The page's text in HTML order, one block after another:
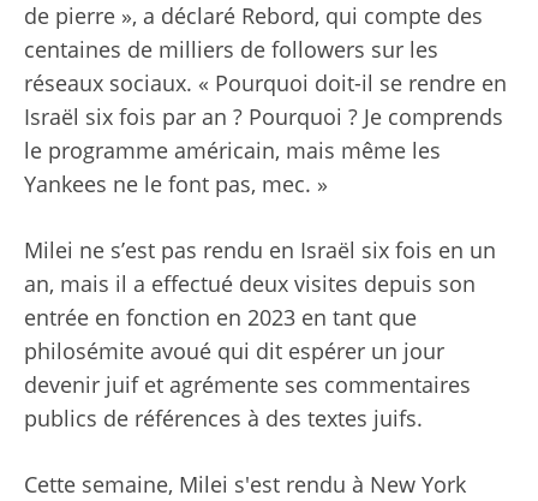
de pierre », a déclaré Rebord, qui compte des
centaines de milliers de followers sur les
réseaux sociaux. « Pourquoi doit-il se rendre en
Israël six fois par an ? Pourquoi ? Je comprends
le programme américain, mais même les
Yankees ne le font pas, mec. »
Milei ne s’est pas rendu en Israël six fois en un
an, mais il a effectué deux visites depuis son
entrée en fonction en 2023 en tant que
philosémite avoué qui dit espérer un jour
devenir juif et agrémente ses commentaires
publics de références à des textes juifs.
Cette semaine, Milei s'est rendu à New York